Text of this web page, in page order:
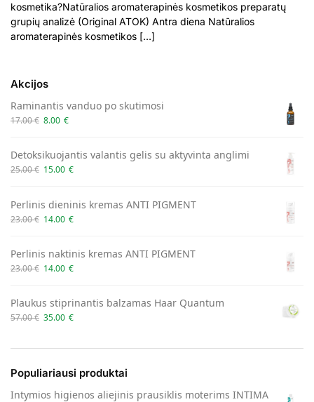
kosmetika?Natūralios aromaterapinės kosmetikos preparatų
grupių analizė (Original ATOK) Antra diena Natūralios
aromaterapinės kosmetikos […]
Akcijos
Raminantis vanduo po skutimosi
17.00€ 8.00 €
Detoksikuojantis valantis gelis su aktyvinta anglimi
25.00€ 15.00 €
Perlinis dieninis kremas ANTI PIGMENT
23.00€ 14.00 €
Perlinis naktinis kremas ANTI PIGMENT
23.00€ 14.00 €
Plaukus stiprinantis balzamas Haar Quantum
57.00€ 35.00 €
Populiariausi produktai
Intymios higienos aliejinis prausiklis moterims INTIMA